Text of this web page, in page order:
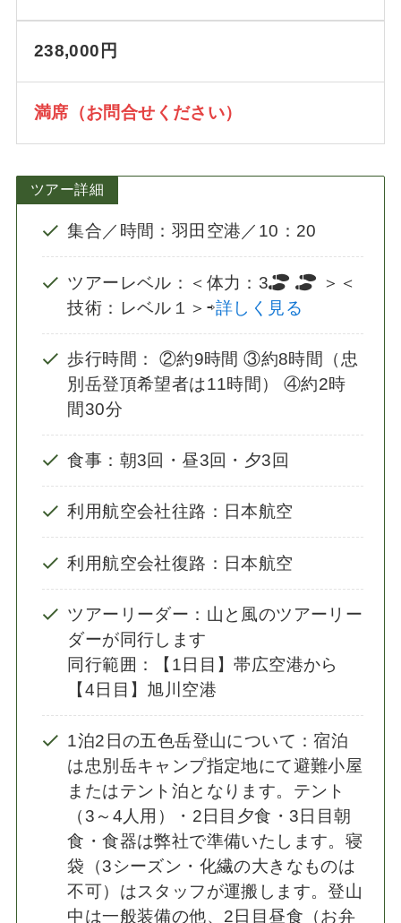
238,000円
満席（お問合せください）
ツアー詳細
集合／時間：羽田空港／10：20
ツアーレベル：＜体力：3
＞＜
技術：レベル１＞⇨詳しく見る
歩行時間： ②約9時間 ③約8時間（忠
別岳登頂希望者は11時間） ④約2時
間30分
食事：朝3回・昼3回・夕3回
利用航空会社往路：日本航空
利用航空会社復路：日本航空
ツアーリーダー：山と風のツアーリー
ダーが同行します
同行範囲：【1日目】帯広空港から
【4日目】旭川空港
1泊2日の五色岳登山について：宿泊
は忠別岳キャンプ指定地にて避難小屋
またはテント泊となります。テント
（3～4人用）・2日目夕食・3日目朝
食・食器は弊社で準備いたします。寝
袋（3シーズン・化繊の大きなものは
不可）はスタッフが運搬します。登山
中は一般装備の他、2日目昼食（お弁